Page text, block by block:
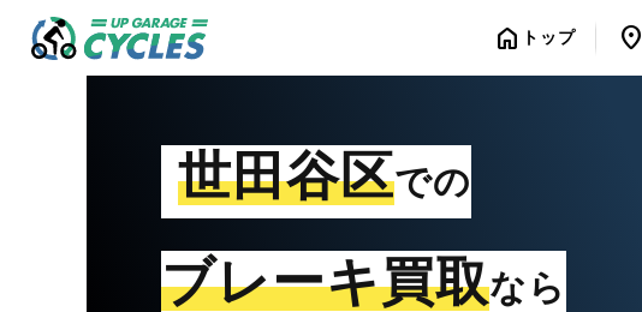
home トップ location_on
世田谷区での
ブレーキ買取なら